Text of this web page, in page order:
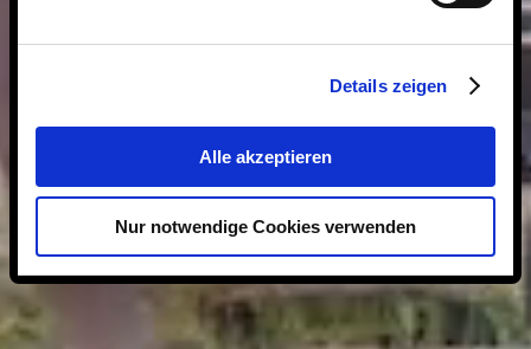
Details zeigen
Alle akzeptieren
Nur notwendige Cookies verwenden